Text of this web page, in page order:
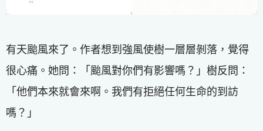
有天颱風來了。作者想到強風使樹一層層剝落，覺得
很心痛。她問：「颱風對你們有影響嗎？」樹反問：
「他們本來就會來啊。我們有拒絕任何生命的到訪
嗎？」